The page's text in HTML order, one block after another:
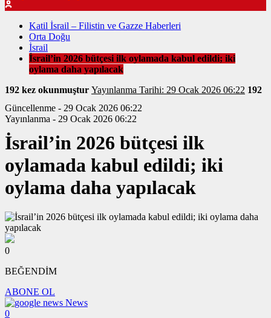
Katil İsrail – Filistin ve Gazze Haberleri
Orta Doğu
İsrail
İsrail’in 2026 bütçesi ilk oylamada kabul edildi; iki
oylama daha yapılacak
192 kez okunmuştur
Yayınlanma Tarihi: 29 Ocak 2026 06:22 192
Güncellenme - 29 Ocak 2026 06:22
Yayınlanma - 29 Ocak 2026 06:22
İsrail’in 2026 bütçesi ilk
oylamada kabul edildi; iki
oylama daha yapılacak
0
BEĞENDİM
ABONE OL
News
0